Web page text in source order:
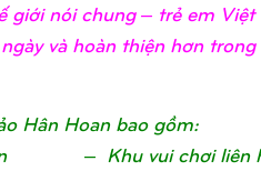
giới nói chung – trẻ em
và hoàn thiện hơn
Hân Hoan bao gồm:
– Khu vui chơi liên